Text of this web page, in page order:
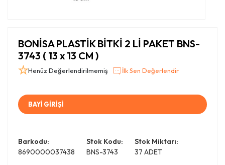
BONİSA PLASTİK BİTKİ 2 Lİ PAKET BNS-
3743 ( 13 x 13 CM )
Henüz Değerlendirilmemiş İlk Sen Değerlendir
BAYİ GİRİŞİ
Barkodu:
8690000037438
Stok Kodu:
BNS-3743
Stok Miktarı:
37 ADET